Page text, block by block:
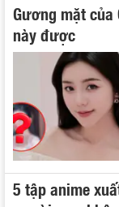
Gương mặt
này được
5 tập anime